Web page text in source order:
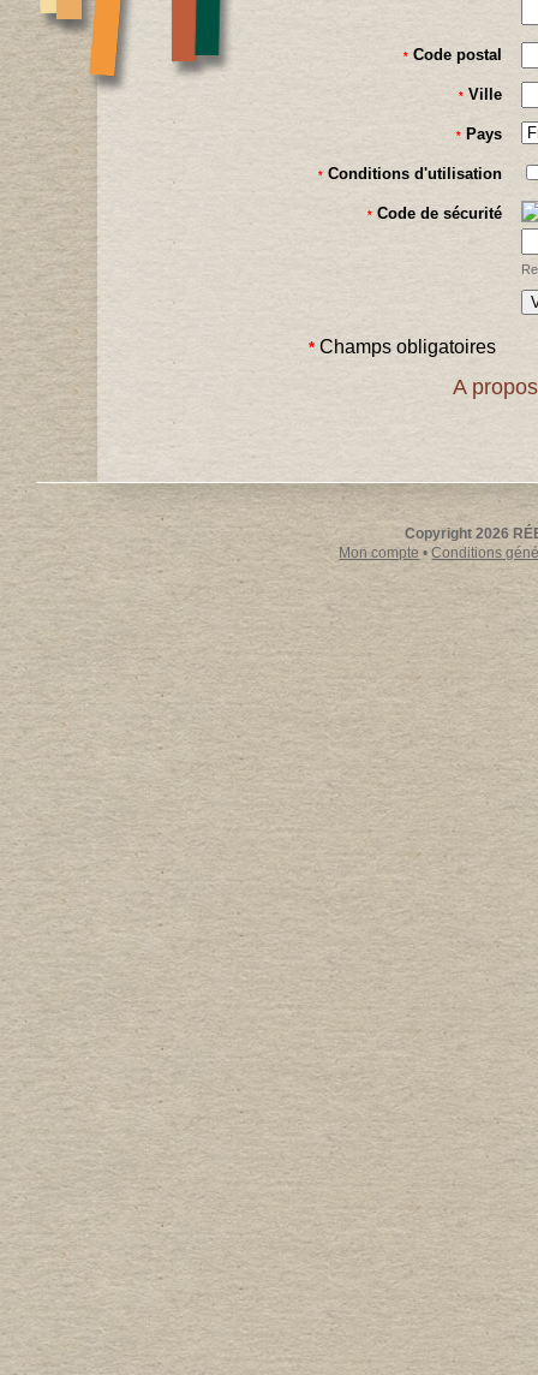
* Code postal
* Ville
* Pays
* Conditions d'utilisation
* Code de sécurité
* Champs obligatoires
A
Copyright 2026
Mon compte •Conditions